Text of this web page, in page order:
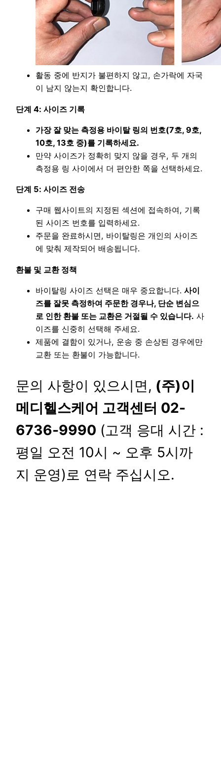
활동 중에 반지가 불편하지 않고, 손가락에 자국
이 남지 않는지 확인합니다.
단계 4: 사이즈 기록
가장 잘 맞는 측정용 바이탈 링의 번호(7호, 9호,
10호, 13호 중)를 기록하세요.
만약 사이즈가 정확히 맞지 않을 경우, 두 개의
측정용 링 사이에서 더 편안한 쪽을 선택하세요.
단계 5: 사이즈 전송
구매 웹사이트의 지정된 섹션에 접속하여, 기록
된 사이즈 번호를 입력하세요.
주문을 완료하시면, 바이탈링은 개인의 사이즈
에 맞춰 제작되어 배송됩니다.
환불 및 교환 정책
바이탈링 사이즈 선택은 매우 중요합니다. 사이
즈를 잘못 측정하여 주문한 경우나, 단순 변심으
로 인한 환불 또는 교환은 거절될 수 있습니다. 사
이즈를 신중히 선택해 주세요.
제품에 결함이 있거나, 운송 중 손상된 경우에만
교환 또는 환불이 가능합니다.
문의 사항이 있으시면, (주)이
메디헬스케어 고객센터 02-
6736-9990 (고객 응대 시간 :
평일 오전 10시 ~ 오후 5시까
지 운영)로 연락 주십시오.